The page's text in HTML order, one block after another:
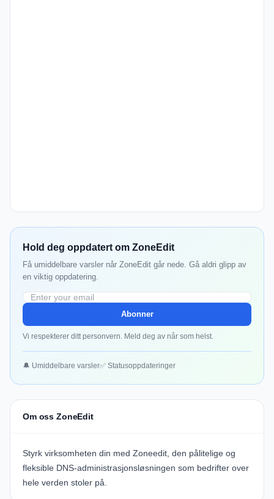
Hold deg oppdatert om ZoneEdit
Få umiddelbare varsler når ZoneEdit går nede. Gå aldri glipp av
en viktig oppdatering.
Abonner
Vi respekterer ditt personvern. Meld deg av når som helst.
🔔 Umiddelbare varsler✅ Statusoppdateringer
Om oss ZoneEdit
Styrk virksomheten din med Zoneedit, den pålitelige og
fleksible DNS-administrasjonsløsningen som bedrifter over
hele verden stoler på.